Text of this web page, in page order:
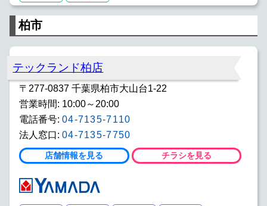
柏市
テックランド柏店
〒277-0837 千葉県柏市大山台1-22
営業時間: 10:00～20:00
電話番号: 04-7135-7110
法人窓口: 04-7135-7750
店舗情報を見る チラシを見る